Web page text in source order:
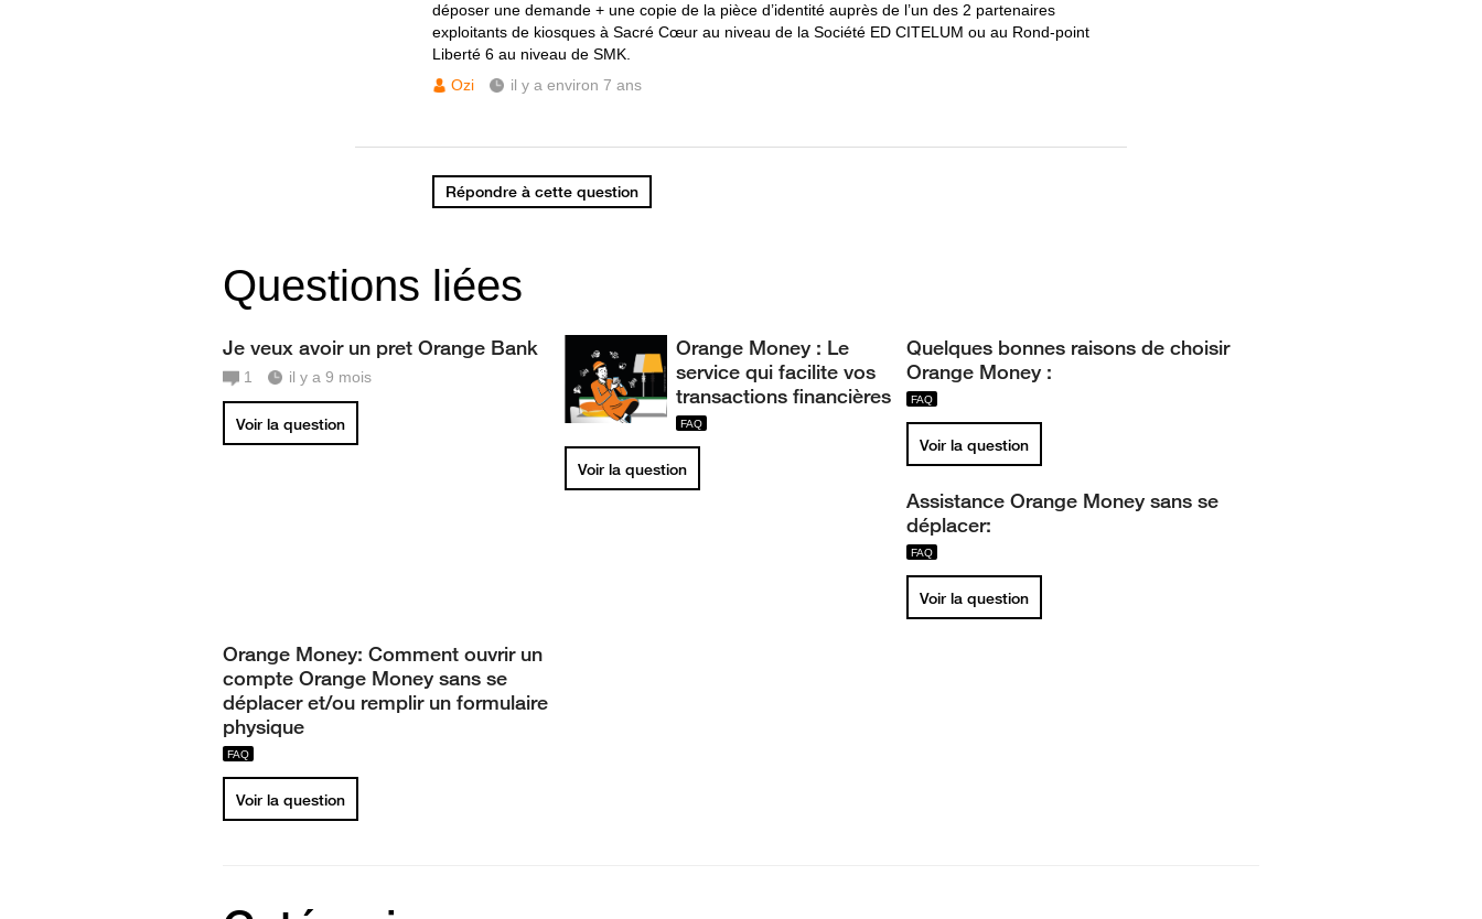
déposer une demande + une copie de la pièce d’identité auprès de l’un des 2 partenaires
exploitants de kiosques à Sacré Cœur au niveau de la Société ED CITELUM ou au Rond-point
Liberté 6 au niveau de SMK.
Ozi
il y a environ 7 ans
Répondre à cette question
Questions liées
Je veux avoir un pret Orange Bank
1 il y a 9 mois
Voir la question
Orange Money : Le
service qui facilite vos
transactions financières
Voir la question
Quelques bonnes raisons de choisir
Orange Money :
Voir la question
Assistance Orange Money sans se
déplacer:
Voir la question
Orange Money: Comment ouvrir un
compte Orange Money sans se
déplacer et/ou remplir un formulaire
physique
Voir la question